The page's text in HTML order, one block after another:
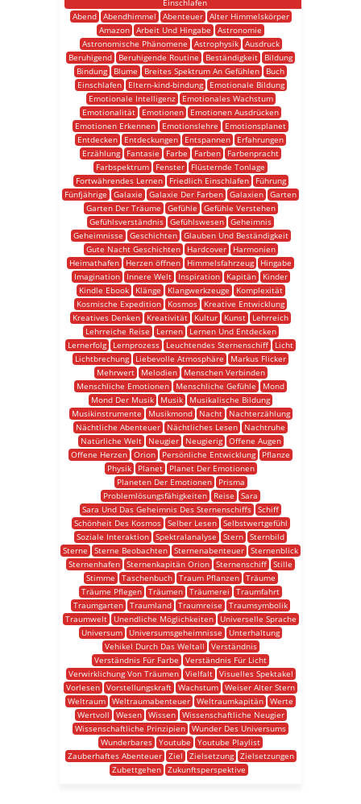
Einschlafen
Abend
Abendhimmel Abenteuer
Alter Himmelskörper
Amazon Arbeit Und Hingabe
Astronomie
Astronomische Phänomene
Astrophysik
Ausdruck
Beruhigend
Beruhigende Routine Beständigkeit
Bildung
Bindung
Blume Breites Spektrum An Gefühlen
Buch
Einschlafen
Eltern-kind-bindung
Emotionale Bildung
Emotionale Intelligenz
Emotionales Wachstum
Emotionalität
Emotionen
Emotionen Ausdrücken
Emotionen Erkennen
Emotionslehre
Emotionsplanet
Entdecken
Entdeckungen Entspannen
Erfahrungen
Erzählung
Fantasie Farbe Farben
Farbenpracht
Farbspektrum
Fenster
Flüsternde Tonlage
Fortwährendes Lernen
Friedlich Einschlafen
Führung
Fünfjährige
Galaxie Galaxie Der Farben Galaxien Garten
Garten Der Träume
Gefühle
Gefühle Verstehen
Gefühlsverständnis Gefühlswesen Geheimnis
Geheimnisse
Geschichten
Glauben Und Beständigkeit
Gute Nacht Geschichten
Hardcover
Harmonien
Heimathafen
Herzen öffnen Himmelsfahrzeug
Hingabe
Imagination
Innere Welt Inspiration Kapitän
Kinder
Kindle Ebook
Klänge Klangwerkzeuge
Komplexität
Kosmische Expedition
Kosmos
Kreative Entwicklung
Kreatives Denken
Kreativität Kultur Kunst
Lehrreich
Lehrreiche Reise
Lernen
Lernen Und Entdecken
Lernerfolg
Lernprozess Leuchtendes Sternenschiff
Licht
Lichtbrechung
Liebevolle Atmosphäre
Markus Flicker
Mehrwert
Melodien
Menschen Verbinden
Menschliche Emotionen
Menschliche Gefühle
Mond
Mond Der Musik
Musik
Musikalische Bildung
Musikinstrumente
Musikmond Nacht
Nachterzählung
Nächtliche Abenteuer
Nächtliches Lesen
Nachtruhe
Natürliche Welt
Neugier Neugierig
Offene Augen
Offene Herzen Orion Persönliche Entwicklung
Pflanze
Physik
Planet
Planet Der Emotionen
Planeten Der Emotionen
Prisma
Problemlösungsfähigkeiten
Reise
Sara
Sara Und Das Geheimnis Des Sternenschiffs Schiff
Schönheit Des Kosmos
Selber Lesen
Selbstwertgefühl
Soziale Interaktion Spektralanalyse Stern Sternbild
Sterne
Sterne Beobachten Sternenabenteuer Sternenblick
Sternenhafen Sternenkapitän Orion Sternenschiff Stille
Stimme
Taschenbuch Traum Pflanzen
Träume
Träume Pflegen Träumen Träumerei
Traumfahrt
Traumgarten Traumland Traumreise
Traumsymbolik
Traumwelt
Unendliche Möglichkeiten
Universelle Sprache
Universum
Universumsgeheimnisse
Unterhaltung
Vehikel Durch Das Weltall
Verständnis
Verständnis Für Farbe
Verständnis Für Licht
Verwirklichung Von Träumen
Vielfalt
Visuelles Spektakel
Vorlesen Vorstellungskraft Wachstum Weiser Alter Stern
Weltraum Weltraumabenteuer Weltraumkapitän Werte
Wertvoll
Wesen Wissen
Wissenschaftliche Neugier
Wissenschaftliche Prinzipien Wunder Des Universums
Wunderbares Youtube
Youtube Playlist
Zauberhaftes Abenteuer
Ziel Zielsetzung
Zielsetzungen
Zubettgehen
Zukunftsperspektive